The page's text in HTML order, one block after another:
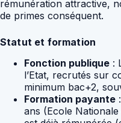
rémunération attractive,
de primes conséquent.
Statut et formation
Fonction publique :
l’Etat, recrutés sur
minimum bac+2,
Formation payante
ans (Ecole Nationale